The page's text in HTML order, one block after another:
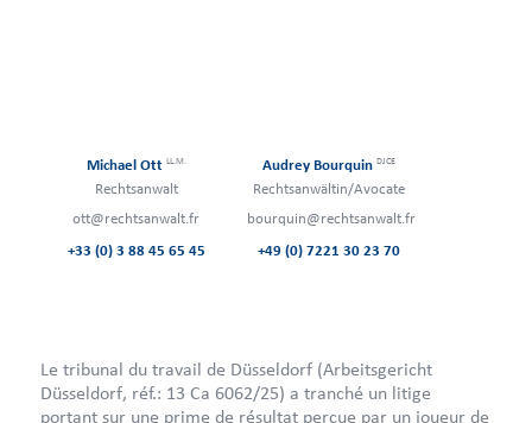
Michael Ott LL.M.
Rechtsanwalt
ott@rechtsanwalt.fr
+33 (0) 3 88 45 65 45
Audrey Bourquin DJCE
Rechtsanwältin/Avocate
bourquin@rechtsanwalt.fr
+49 (0) 7221 30 23 70
Le tribunal du travail de Düsseldorf (Arbeitsgericht
Düsseldorf, réf.: 13 Ca 6062/25) a tranché un litige
portant sur une prime de résultat perçue par un joueur de